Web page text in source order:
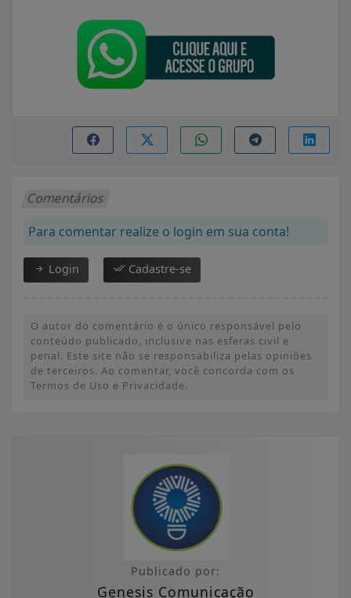
Comentários
Para comentar realize o login em sua conta!
Login Cadastre-se
O autor do comentário é o único responsável pelo
conteúdo publicado, inclusive nas esferas civil e
penal. Este site não se responsabiliza pelas opiniões
de terceiros. Ao comentar, você concorda com os
Termos de Uso e Privacidade.
Publicado por:
Genesis Comunicação